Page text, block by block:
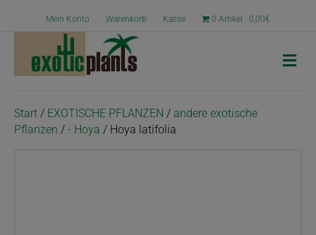
Mein Konto Warenkorb Kasse 0 Artikel 0,00€
N
a
Start / EXOTISCHE PFLANZEN / andere exotische
Pflanzen / - Hoya / Hoya latifolia